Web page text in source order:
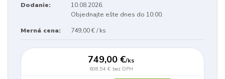
Dodanie:
10.08.2026.
Objednajte ešte dnes do 10:00.
Merná cena: 749,00 € / ks
749,00 €/ks
608,94 € bez DPH